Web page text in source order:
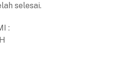
selesai.
: